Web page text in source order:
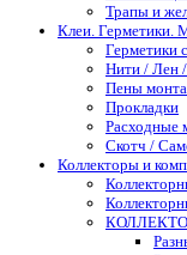
Трапы и
Клеи. Герметики.
Герметики
Нити / Лен
Пены
Прокладки
Расходные
Скотч /
Коллекторы и